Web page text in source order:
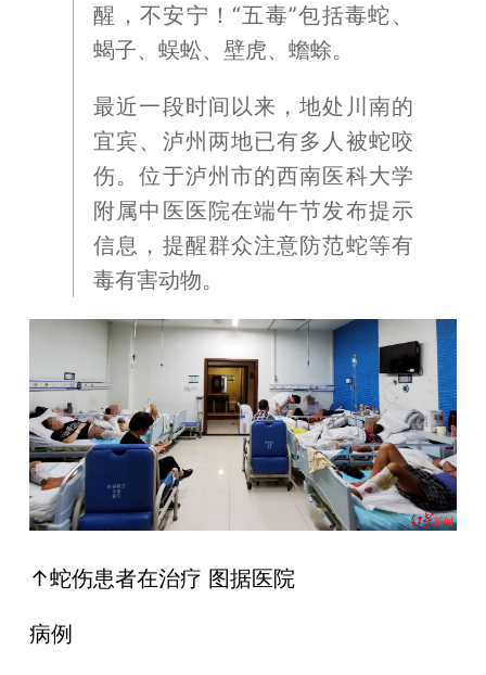
醒，不安宁！“五毒”包括毒蛇、
蝎子、蜈蚣、壁虎、蟾蜍。
最近一段时间以来，地处川南的
宜宾、泸州两地已有多人被蛇咬
伤。位于泸州市的西南医科大学
附属中医医院在端午节发布提示
信息，提醒群众注意防范蛇等有
毒有害动物。
↑蛇伤患者在治疗 图据医院
病例